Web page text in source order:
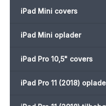
iPad Mini covers
iPad Mini oplader
iPad Pro 10,5" covers
iPad Pro 11 (2018)